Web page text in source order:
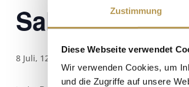
Zustimmung
Diese Webseite verwendet
Wir verwenden Cookies, um
und die Zugriffe auf unsere
Salzpeeling
8 Juli, 12:00